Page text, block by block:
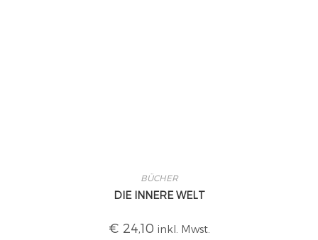
BÜCHER
DIE INNERE WELT
€ 24,10 inkl. Mwst.